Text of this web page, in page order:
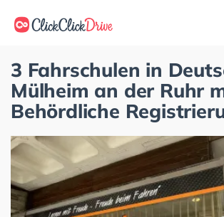
3 Fahrschulen in
Mülheim an der Ruhr
Behördliche